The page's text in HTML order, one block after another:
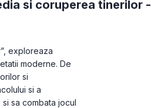
si coruperea tinerilor -
exploreaza
moderne. De
si
si a
sa combata jocul